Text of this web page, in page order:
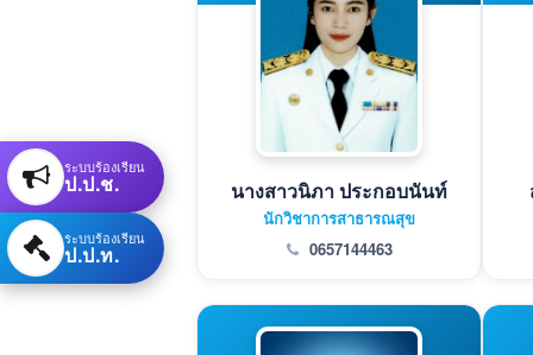
นางสาวนิภา ประกอบนันท์
นักวิชาการสาธารณสุข
0657144463
ระบบร้องเรียน
ป.ป.ช.
ระบบร้องเรียน
ป.ป.ท.